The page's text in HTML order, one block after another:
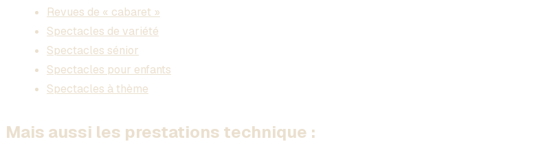
Revues de « cabaret »
Spectacles de variété
Spectacles sénior
Spectacles pour enfants
Spectacles à thème
Mais aussi les prestations technique :